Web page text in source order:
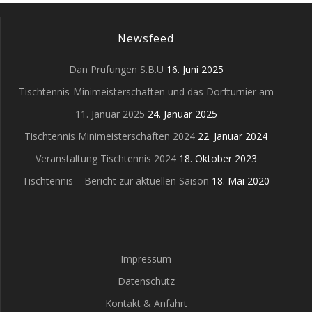
Newsfeed
Dan Prüfungen S.B.U 16. Juni 2025
Tischtennis-Minimeisterschaften und das Dorfturnier am
11. Januar 2025 24. Januar 2025
Tischtennis Minimeisterschaften 2024 22. Januar 2024
Veranstaltung Tischtennis 2024 18. Oktober 2023
Tischtennis – Bericht zur aktuellen Saison 18. Mai 2020
Impressum
Datenschutz
Kontakt & Anfahrt